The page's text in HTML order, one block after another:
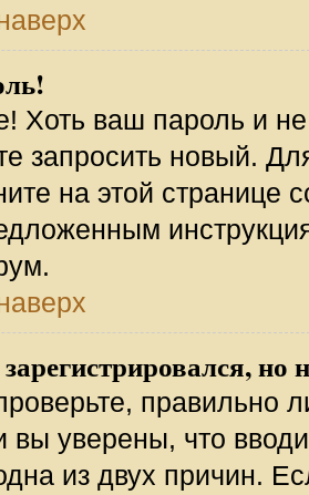
Хоть ваш пароль и
запросить новый.
на этой странице
но
правильно
вы уверены, что
из двух причин.